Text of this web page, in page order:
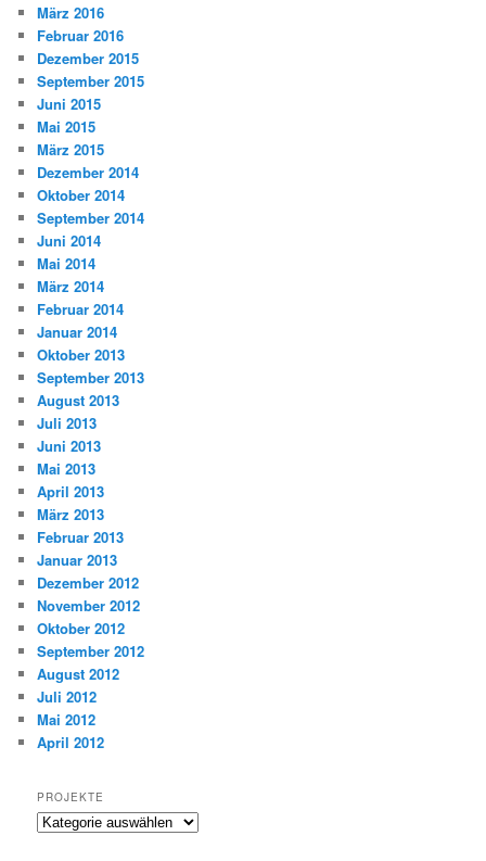
März 2016
Februar 2016
Dezember 2015
September 2015
Juni 2015
Mai 2015
März 2015
Dezember 2014
Oktober 2014
September 2014
Juni 2014
Mai 2014
März 2014
Februar 2014
Januar 2014
Oktober 2013
September 2013
August 2013
Juli 2013
Juni 2013
Mai 2013
April 2013
März 2013
Februar 2013
Januar 2013
Dezember 2012
November 2012
Oktober 2012
September 2012
August 2012
Juli 2012
Mai 2012
April 2012
PROJEKTE
Projekte